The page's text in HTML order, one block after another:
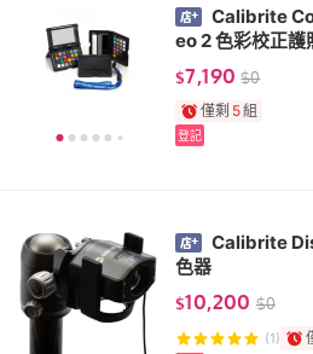
Calibrite
eo 2 色彩校正護
$7,190 $0
僅剩 5組
登記
Calibrite
色器
$10,200 $0
(1)